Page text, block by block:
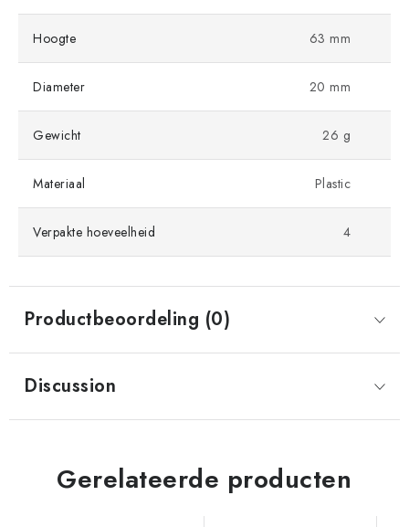
Hoogte 63 mm
Diameter 20 mm
Gewicht 26 g
Materiaal Plastic
Verpakte hoeveelheid 4
Productbeoordeling (0)
Discussion
Gerelateerde producten